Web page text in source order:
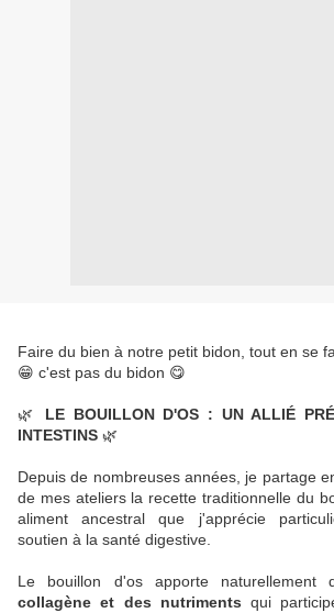
Faire du bien à notre petit bidon, tout en se
😁 c'est pas du bidon 😋
🌿
LE BOUILLON D'OS : UN ALLIÉ
INTESTINS 🌿
Depuis de nombreuses années, je partage
de mes ateliers la recette traditionnelle du
aliment ancestral que j'apprécie
soutien à la santé digestive.
Le bouillon d'os apporte naturellement
collagène et des nutriments qui